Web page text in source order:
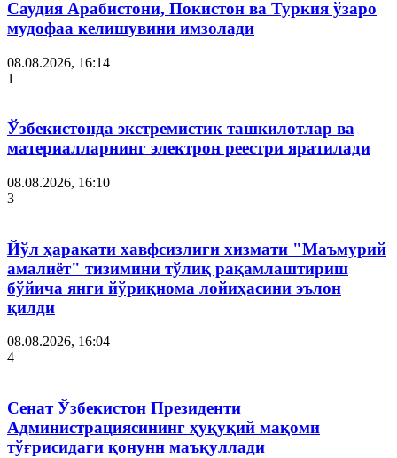
Саудия Арабистони, Покистон ва Туркия ўзаро
мудофаа келишувини имзолади
08.08.2026, 16:14
1
Ўзбекистонда экстремистик ташкилотлар ва
материалларнинг электрон реестри яратилади
08.08.2026, 16:10
3
Йўл ҳаракати хавфсизлиги хизмати "Маъмурий
амалиёт" тизимини тўлиқ рақамлаштириш
бўйича янги йўриқнома лойиҳасини эълон
қилди
08.08.2026, 16:04
4
Сенат Ўзбекистон Президенти
Администрациясининг ҳуқуқий мақоми
тўғрисидаги қонунн маъқуллади